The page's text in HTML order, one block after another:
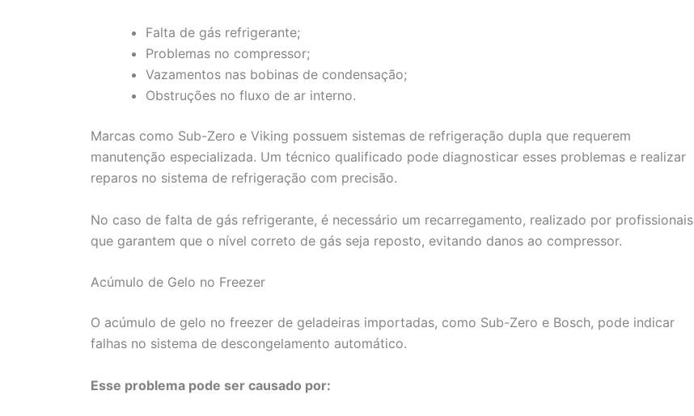
Falta de gás refrigerante;
Problemas no compressor;
Vazamentos nas bobinas de condensação;
Obstruções no fluxo de ar interno.
Marcas como Sub-Zero e Viking possuem sistemas de refrigeração dupla que requerem
manutenção especializada. Um técnico qualificado pode diagnosticar esses problemas e realizar
reparos no sistema de refrigeração com precisão.
No caso de falta de gás refrigerante, é necessário um recarregamento, realizado por profissionais
que garantem que o nível correto de gás seja reposto, evitando danos ao compressor.
Acúmulo de Gelo no Freezer
O acúmulo de gelo no freezer de geladeiras importadas, como Sub-Zero e Bosch, pode indicar
falhas no sistema de descongelamento automático.
Esse problema pode ser causado por: